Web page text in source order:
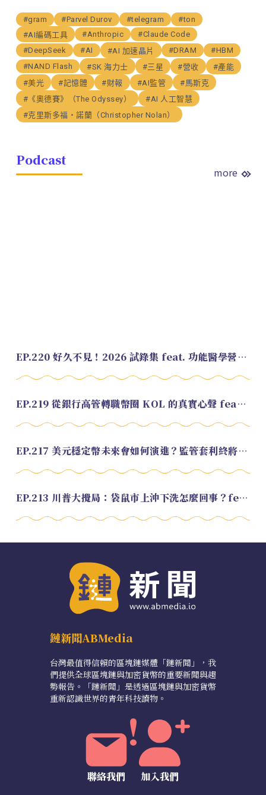
#gram #Parvel Durov #telegram
#ton
#AI編碼工具
#Anthropic
#Claude Code
#DeepSeek
#AI #AI 加速晶片 #DRAM
#HBM
#NAND Flash
#SK 海力士 #三星 #營收
#產能
#美光
#記憶體 #財報 #AI監管
#馬斯克
#《奧德賽》（The Odyssey）
#AI 人工智慧
#克里斯多福・諾蘭（Christopher Nolan）
Podcast
more
EP.220 好久不見！2026 試錄集 feat. 功能醫學營養師 美寶
EP.219 從銀行高管轉職幣圈 KOL 的真實心聲 feat.龜大
EP.217 美元穩定幣未來會如何演進？監管套利終將收斂？feat. 研究員 余哲安
EP.213 川普大攪局：袋鼠市上沖下洗怎麼回事？feat. Alvin
鏈新聞ABMedia
台灣最值得信賴的區塊鏈媒體「鏈新聞」，我
們提供全球區塊鏈與加密貨幣的重要新聞與趨
勢報告。「鏈新聞」是透過區塊鏈與加密貨幣
重新認識世界的青年科技讀物。
聯絡我們 加入我們